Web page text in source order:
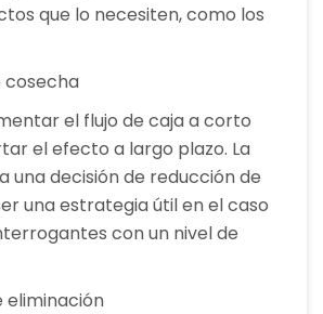
que lo necesiten, como los
cosecha
el flujo de caja a corto
el efecto a largo plazo. La
una decisión de reducción de
una estrategia útil en el caso
con un nivel de
eliminación